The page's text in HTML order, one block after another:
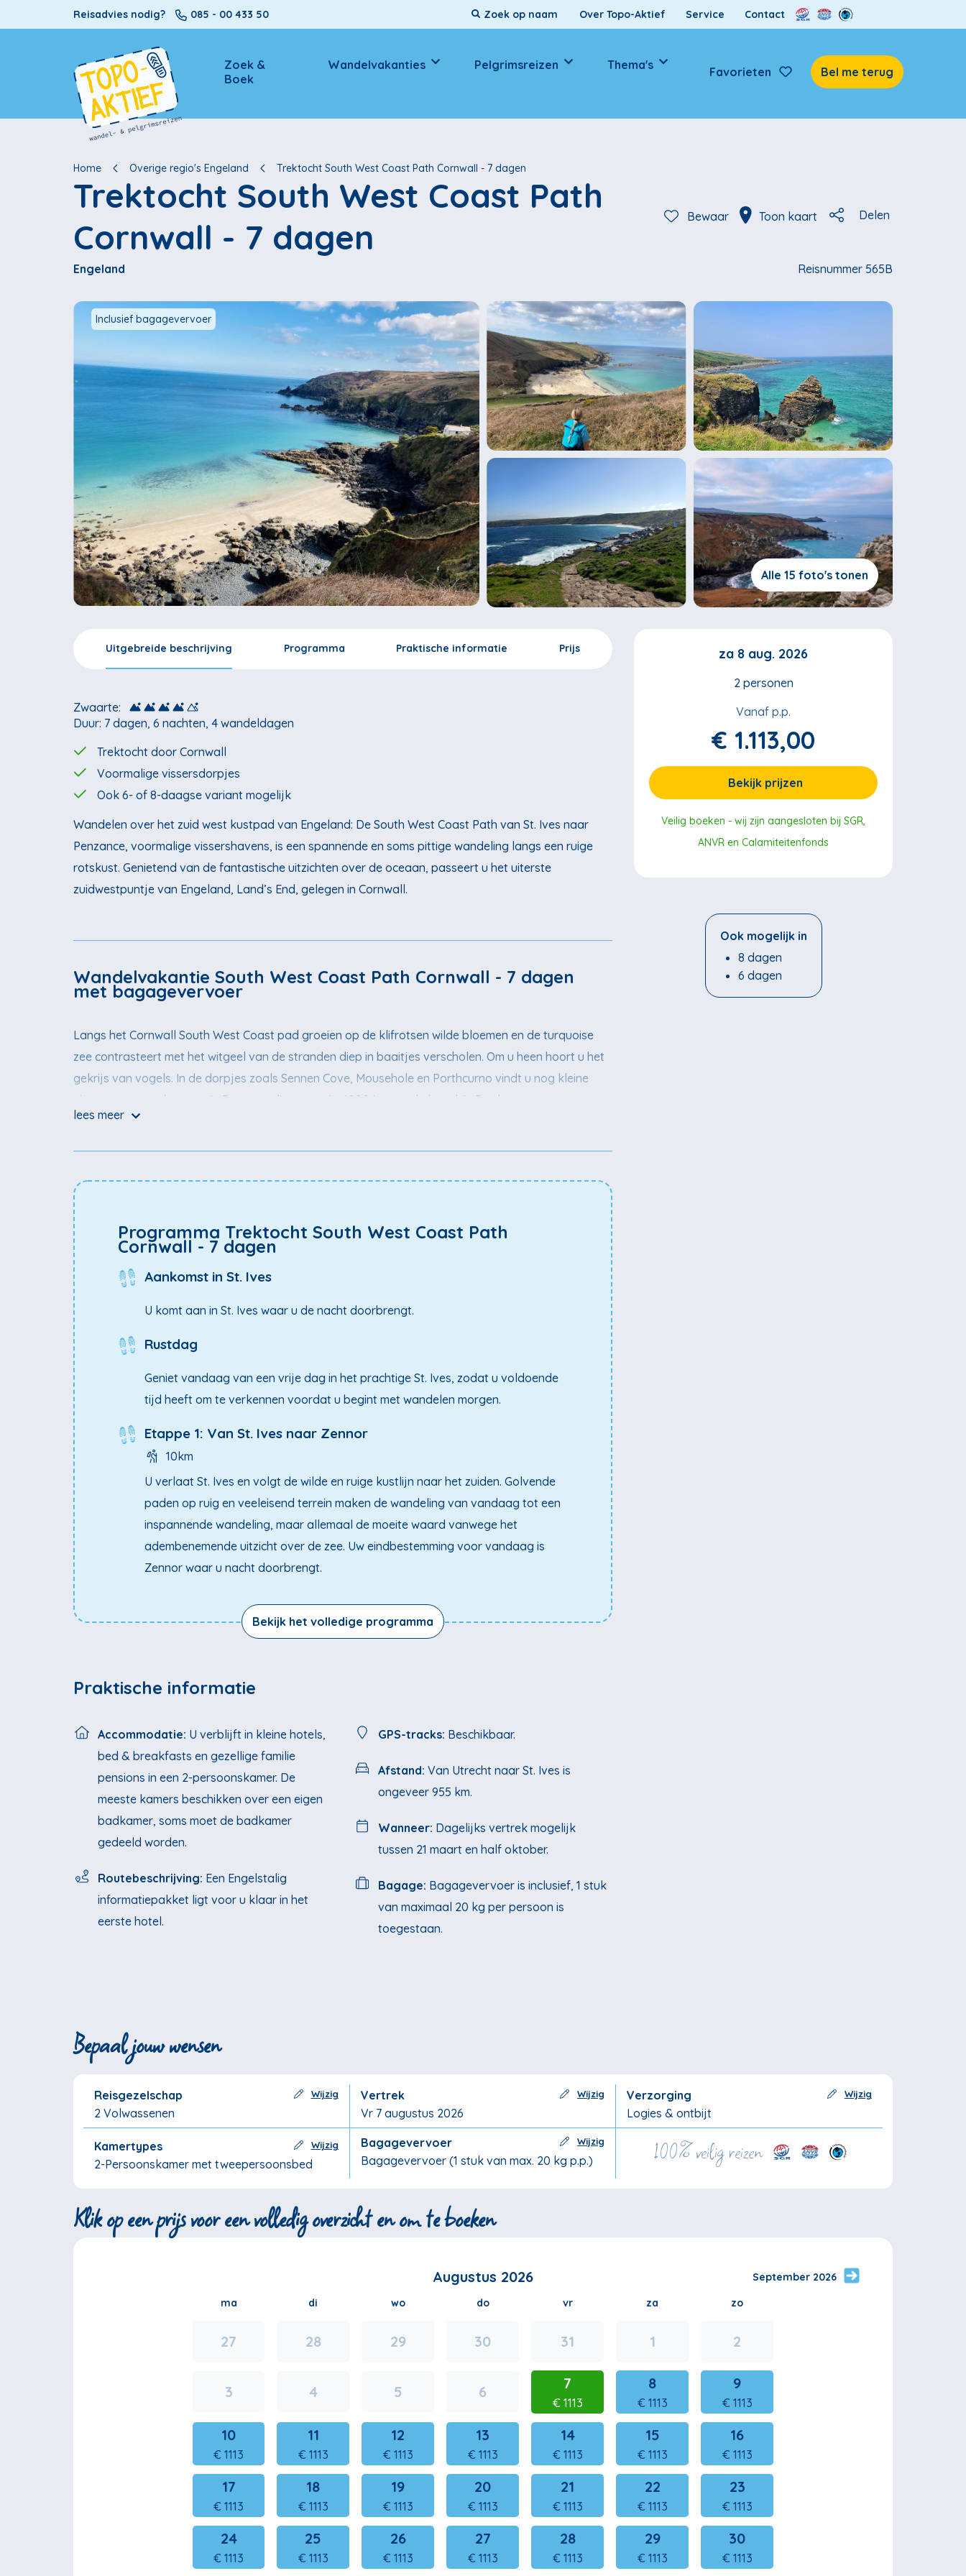
Reisadvies nodig? 085 - 00 433 50 Over Topo-Aktief Service Contact
Zoek &
Boek
Wandelvakanties Pelgrimsreizen Thema's Favorieten Bel me terug
Home Overige regio's Engeland Trektocht South West Coast Path Cornwall - 7 dagen
Trektocht South West Coast Path
Cornwall - 7 dagen
Bewaar Toon kaart Delen
Engeland Reisnummer 565B
Inclusief bagagevervoer
Alle 15 foto's tonen
Uitgebreide beschrijving Programma Praktische informatie Prijs
Zwaarte:
Duur: 7 dagen, 6 nachten, 4 wandeldagen
Trektocht door Cornwall
Voormalige vissersdorpjes
Ook 6- of 8-daagse variant mogelijk
Wandelen over het zuid west kustpad van Engeland: De South West Coast Path van St. Ives naar
Penzance, voormalige vissershavens, is een spannende en soms pittige wandeling langs een ruige
rotskust. Genietend van de fantastische uitzichten over de oceaan, passeert u het uiterste
zuidwestpuntje van Engeland, Land’s End, gelegen in Cornwall.
Wandelvakantie South West Coast Path Cornwall - 7 dagen
met bagagevervoer
Langs het Cornwall South West Coast pad groeien op de klifrotsen wilde bloemen en de turquoise
zee contrasteert met het witgeel van de stranden diep in baaitjes verscholen. Om u heen hoort u het
gekrijs van vogels. In de dorpjes zoals Sennen Cove, Mousehole en Porthcurno vindt u nog kleine
vissersgemeenschappen. In Penzance ligt een ruim 1000 jaar oude kapel, in Porthcurno een
openluchttheater vlak naast de zee. In de restaurants vindt u heerlijke verse vis met voornamelijk
Wij bieden deze route aan in drie varianten. Dit is de 7-daagse variant.
lees meer
Programma Trektocht South West Coast Path
Cornwall - 7 dagen
Aankomst in St. Ives
U komt aan in St. Ives waar u de nacht doorbrengt.
Rustdag
Geniet vandaag van een vrije dag in het prachtige St. Ives, zodat u voldoende
tijd heeft om te verkennen voordat u begint met wandelen morgen.
Etappe 1: Van St. Ives naar Zennor
10km
U verlaat St. Ives en volgt de wilde en ruige kustlijn naar het zuiden. Golvende
paden op ruig en veeleisend terrein maken de wandeling van vandaag tot een
inspannende wandeling, maar allemaal de moeite waard vanwege het
adembenemende uitzicht over de zee. Uw eindbestemming voor vandaag is
Zennor waar u nacht doorbrengt.
Bekijk het volledige programma
Praktische informatie
Accommodatie: U verblijft in kleine hotels,
bed & breakfasts en gezellige familie
pensions in een 2-persoonskamer. De
meeste kamers beschikken over een eigen
badkamer, soms moet de badkamer
gedeeld worden.
Routebeschrijving: Een Engelstalig
informatiepakket ligt voor u klaar in het
eerste hotel.
GPS-tracks: Beschikbaar.
Afstand: Van Utrecht naar St. Ives is
ongeveer 955 km.
Wanneer: Dagelijks vertrek mogelijk
tussen 21 maart en half oktober.
Bagage: Bagagevervoer is inclusief, 1 stuk
van maximaal 20 kg per persoon is
toegestaan.
za 8 aug. 2026
2 personen
Vanaf p.p.
€ 1.113,00
Bekijk prijzen
Veilig boeken - wij zijn aangesloten bij SGR,
ANVR en Calamiteitenfonds
Ook mogelijk in
8 dagen
6 dagen
Bepaal jouw wensen
Reisgezelschap Wijzig
2 Volwassenen
Vertrek Wijzig
Vr 7 augustus 2026
Verzorging Wijzig
Logies & ontbijt
Kamertypes Wijzig
2-Persoonskamer met tweepersoonsbed
Bagagevervoer Wijzig
Bagagevervoer (1 stuk van max. 20 kg p.p.) 100% veilig reizen
Klik op een prijs voor een volledig overzicht en om te boeken
Augustus 2026 September 2026
ma di wo do vr za zo
27 28 29 30 31 1 2
3 4 5 6 7
€ 1113
8
€ 1113
9
€ 1113
10
€ 1113
11
€ 1113
12
€ 1113
13
€ 1113
14
€ 1113
15
€ 1113
16
€ 1113
17
€ 1113
18
€ 1113
19
€ 1113
20
€ 1113
21
€ 1113
22
€ 1113
23
€ 1113
24
€ 1113
25
€ 1113
26
€ 1113
27
€ 1113
28
€ 1113
29
€ 1113
30
€ 1113